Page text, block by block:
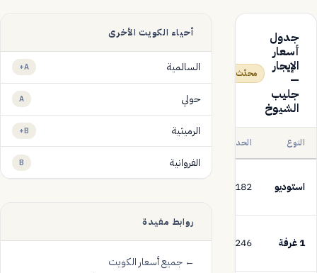
جدول
أسعار
الإيجار
—
جليب
الشيوخ
محدّث 2026
النوع الحد الأدنى
استوديو 182 د.ك
280
1 غرفة 246 د.ك 322 د.ك
أحياء الكويت الأخرى
السالمية A+
حولي A
الرميثية B+
الفروانية B
روابط مفيدة
← جميع أسعار الكويت